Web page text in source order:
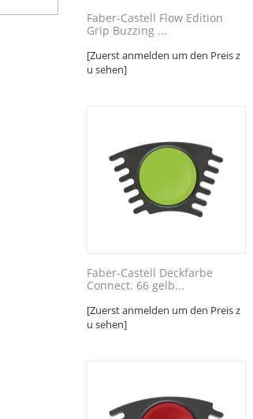
Faber-Castell Flow Edition
Grip Buzzing ...
[Zuerst anmelden um den Preis z
u sehen]
Faber-Castell Deckfarbe
Connect. 66 gelb...
[Zuerst anmelden um den Preis z
u sehen]